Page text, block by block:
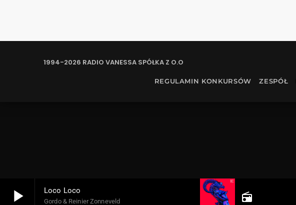
play_arrow Loco Loco
Gordo & Reinier Zonneveld radio
1994-2026 RADIO VANESSA SPÓŁKA Z O.O
REGULAMIN KONKURSÓW ZESPÓŁ